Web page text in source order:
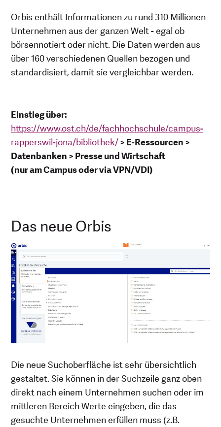
Orbis enthält Informationen zu rund 310 Millionen
Unternehmen aus der ganzen Welt - egal ob
börsennotiert oder nicht. Die Daten werden aus
über 160 verschiedenen Quellen bezogen und
standardisiert, damit sie vergleichbar werden.
Einstieg über:
https://www.ost.ch/de/fachhochschule/campus-
rapperswil-jona/bibliothek/> E-Ressourcen >
Datenbanken > Presse und Wirtschaft
(nur am Campus oder via VPN/VDI)
Das neue Orbis
Die neue Suchoberfläche ist sehr übersichtlich
gestaltet. Sie können in der Suchzeile ganz oben
direkt nach einem Unternehmen suchen oder im
mittleren Bereich Werte eingeben, die das
gesuchte Unternehmen erfüllen muss (z.B.